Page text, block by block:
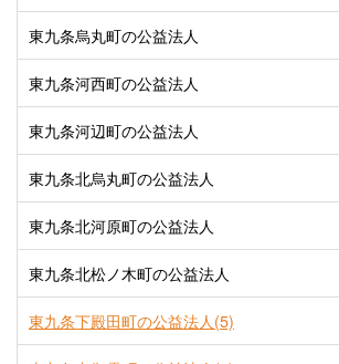
東九条烏丸町の公益法人
東九条河西町の公益法人
東九条河辺町の公益法人
東九条北烏丸町の公益法人
東九条北河原町の公益法人
東九条北松ノ木町の公益法人
東九条下殿田町の公益法人(5)